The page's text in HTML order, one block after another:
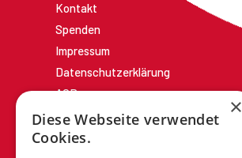
Kontakt
Spenden
Impressum
Datenschutzerklärung
AGBs
×
Diese Webseite verwendet
Cookies.